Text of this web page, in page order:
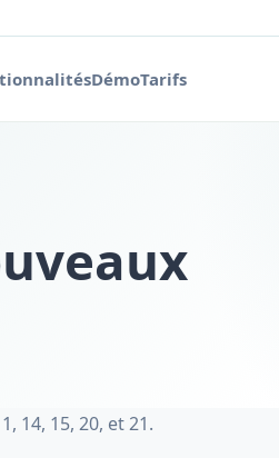
DémoTarifs
14, 15, 20, et 21.